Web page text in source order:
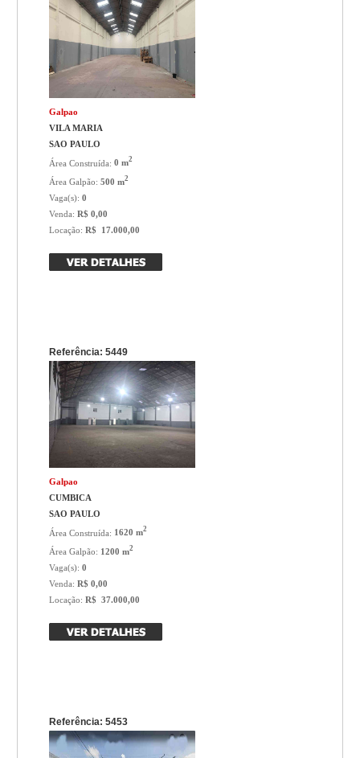
Galpao
VILA MARIA
SAO PAULO
Área Construída:0 m2
Área Galpão:500 m2
Vaga(s):0
Venda:R$ 0,00
Locação:R$ 17.000,00
Referência: 5449
Galpao
CUMBICA
SAO PAULO
Área Construída: 1620 m2
Área Galpão: 1200 m2
Vaga(s):0
Venda:R$ 0,00
Locação:R$ 37.000,00
Referência: 5453